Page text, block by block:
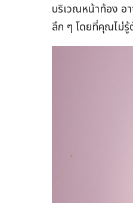
บริเวณหน้าท้อง อ
ลึก ๆ โดยที่คุณไม่รู้